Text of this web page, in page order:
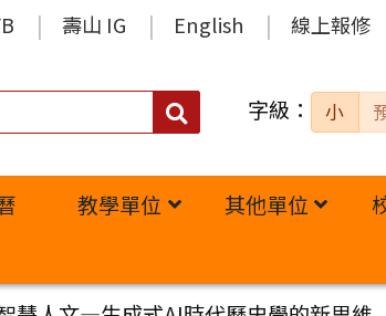
壽山 IG English 線上報修
搜
字級： 小
教學單位 其他單位